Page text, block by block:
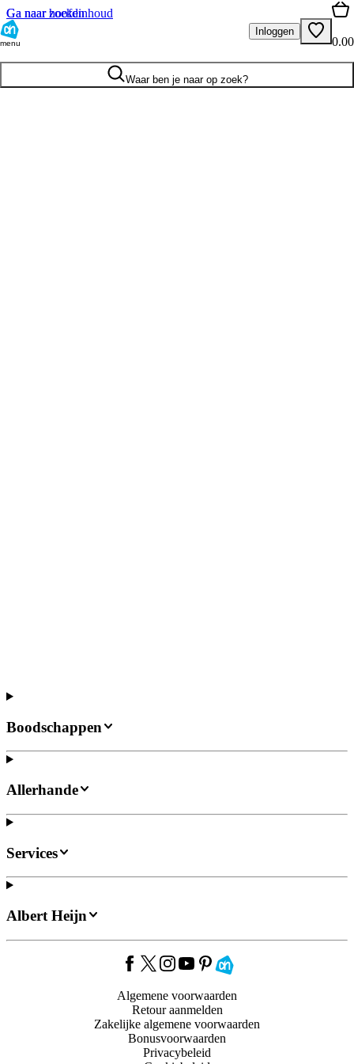
Ga naar hoofdinhoud
Ga naar zoeken
menu
Inloggen
0.00
Waar ben je naar op zoek?
Boodschappen
Allerhande
Services
Albert Heijn
Algemene voorwaarden
Retour aanmelden
Zakelijke algemene voorwaarden
Bonusvoorwaarden
Privacybeleid